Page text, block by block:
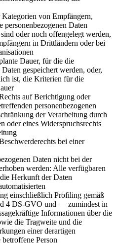
von Empfängern,
personenbezogenen Daten
oder noch offengelegt werden,
in Drittländern oder bei
Dauer, für die die
gespeichert werden, oder,
ist, die Kriterien für die
auf Berichtigung oder
personenbezogenen
der Verarbeitung durch
oder eines Widerspruchsrechts
bei einer
Daten nicht bei der
werden: Alle verfügbaren
Herkunft der Daten
einschließlich Profiling gemäß
4 DS-GVO und — zumindest in
Informationen über die
die Tragweite und die
einer derartigen
Person